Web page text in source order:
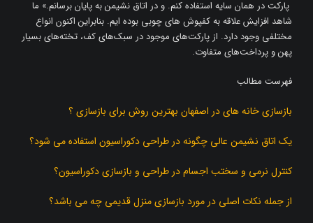
پارکت در همان سایه استفاده کنم. و در اتاق نشیمن به پایان برسانم.» ما
شاهد افزایش علاقه به کفپوش های چوبی بوده ایم. بنابراین اکنون انواع
مختلفی وجود دارد. از پارکت‌های موجود در سبک‌های کف، تخته‌های بسیار
پهن و پرداخت‌های متفاوت.
فهرست مطالب
بازسازی خانه های در اصفهان بهترین روش برای بازسازی ؟
یک اتاق نشیمن عالی چگونه در طراحی دکوراسیون استفاده می شود؟
کنترل نرمی و سختب اجسام در طراحی و بازسازی دکوراسیون؟
از جمله نکات اصلی در مورد بازسازی منزل قدیمی چه می باشد؟